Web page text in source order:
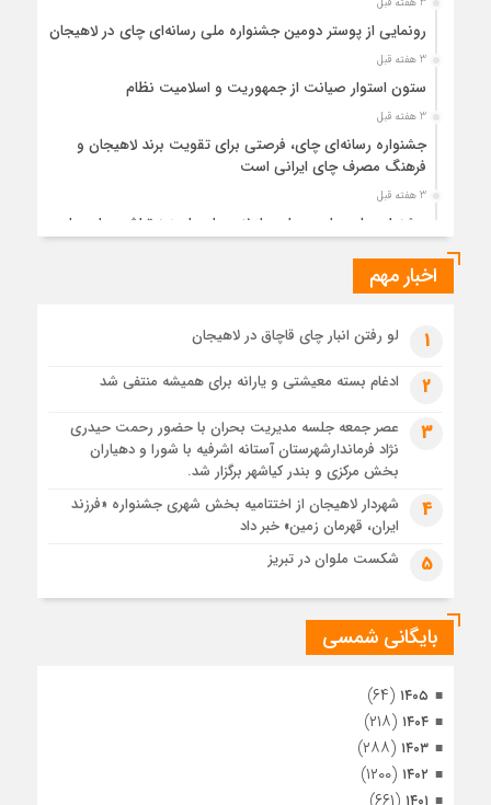
رونمایی از پوستر دومین جشنواره ملی رسانه‌ای چای در لاهیجان
3 هفته قبل
ستون استوار صیانت از جمهوریت و اسلامیت نظام
3 هفته قبل
جشنواره رسانه‌ای چای، فرصتی برای تقویت برند لاهیجان و
فرهنگ مصرف چای ایرانی است
3 هفته قبل
جشنواره ملی چای، حمایت از لاهیجان یا هزینه‌تراشی برای چای
1 ماه قبل
1 ماه قبل
رئوف
تصاویر هوایی مراسم تشییع پیکر مطهر آقای شهید ایران – مشهد
مراسم تشییع پیکر مطهر آقای شهید ایران – مشهد
تصاویری از تراکم جمعیت حاضر در میدان ثورهالعشرین نجف
اشرف
اخبار مهم
1 لو رفتن انبار چای قاچاق در لاهیجان
2 ادغام بسته معیشتی و یارانه برای همیشه منتفی شد
3
عصر جمعه جلسه مدیریت بحران با حضور رحمت حیدری
نژاد فرماندارشهرستان آستانه اشرفیه با شورا و دهیاران
بخش مرکزی و بندر کیاشهر برگزار شد.
4
شهردار لاهیجان از اختتامیه بخش شهری جشنواره «فرزند
ایران، قهرمان زمین» خبر داد
5 شکست ملوان در تبریز
بایگانی شمسی
۱۴۰۵ (۶۴)
۱۴۰۴ (۲۱۸)
۱۴۰۳ (۲۸۸)
۱۴۰۲ (۱۲۰۰)